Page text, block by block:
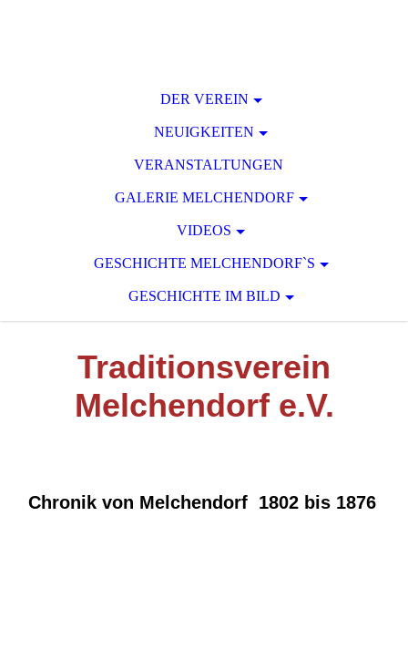
DER VEREIN
NEUIGKEITEN
VERANSTALTUNGEN
GALERIE MELCHENDORF
VIDEOS
GESCHICHTE MELCHENDORF`S
GESCHICHTE IM BILD
Traditionsverein
Melchendorf e.V.
Chronik von Melchendorf 1802 bis 1876